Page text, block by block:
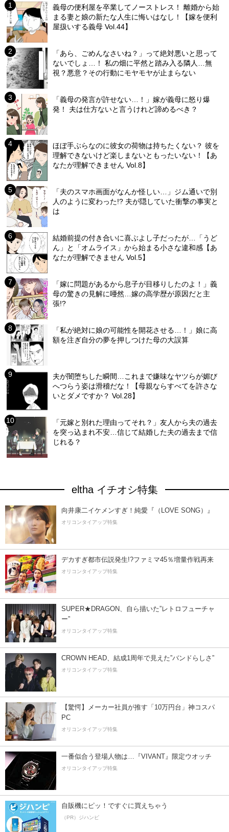
義母の便利屋を卒業してノーストレス！ 離婚から始
まる妻と娘の新たな人生に悔いはなし！【嫁を便利
屋扱いする義母 Vol.44】
「あら、ごめんなさいね？」って絶対悪いと思って
ないでしょ…！ 私の畑に平然と踏み入る隣人…無
視？悪意？その行動にモヤモヤが止まらない
「義母の発言が許せない…！」嫁が義母に怒り爆
発！ 夫は仕方ないと言うけれど諦めるべき？
ほぼ手ぶらなのに彼女の荷物は持ちたくない？ 彼を
理解できないけど楽しまないともったいない！【あ
なたが理解できません Vol.8】
「夫のスマホ画面がなんか怪しい…」ジム通いで別
人のように変わった!? 夫が隠していた衝撃の事実と
は
結婚前提の付き合いに喜ぶよし子だったが…「うど
ん」と「オムライス」から始まる小さな違和感【あ
なたが理解できません Vol.5】
「嫁に問題があるから息子が目移りしたのよ！」義
母の驚きの見解に唖然…嫁の高学歴が原因だと主
張!?
「私が絶対に娘の可能性を開花させる…！」娘に高
額を注ぎ自分の夢を押しつけた母の大誤算
夫が闇堕ちした瞬間…これまで嫌味なヤツらが媚び
へつらう姿は滑稽だな！【母親ならすべてを許さな
いとダメですか？ Vol.28】
「元嫁と別れた理由ってそれ？」友人から夫の過去
を突っ込まれ不安…信じて結婚した夫の過去まで信
じれる？
eltha イチオシ特集
向井康二イケメンすぎ！純愛『（LOVE SONG）』
オリコンタイアップ特集
デカすぎ都市伝説発生!?ファミマ45％増量作戦再来
オリコンタイアップ特集
SUPER★DRAGON、自ら描いた”レトロフューチャ
ー”
オリコンタイアップ特集
CROWN HEAD、結成1周年で見えた”バンドらしさ”
オリコンタイアップ特集
【驚愕】メーカー社員が推す「10万円台」神コスパ
PC
オリコンタイアップ特集
一番似合う登場人物は…『VIVANT』限定ウオッチ
オリコンタイアップ特集
自販機にピッ！ですぐに買えちゃう
（PR）ジハンピ